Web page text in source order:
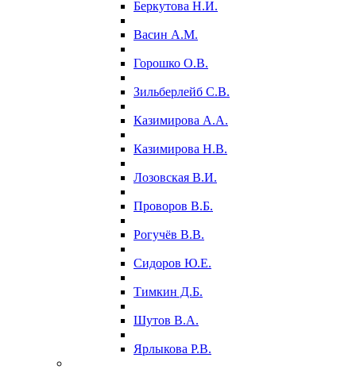
Беркутова Н.И.
Васин А.М.
Горошко О.В.
Зильберлейб С.В.
Казимирова А.А.
Казимирова Н.В.
Лозовская В.И.
Проворов В.Б.
Рогучёв В.В.
Сидоров Ю.Е.
Тимкин Д.Б.
Шутов В.А.
Ярлыкова Р.В.